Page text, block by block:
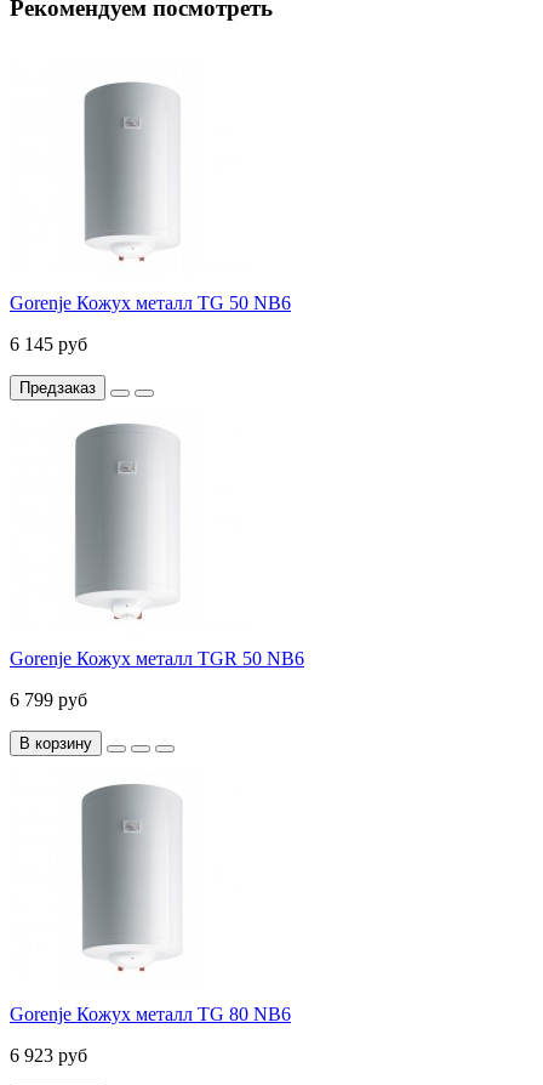
Рекомендуем посмотреть
Gorenje Кожух металл TG 50 NB6
6 145 руб
Предзаказ
Gorenje Кожух металл TGR 50 NB6
6 799 руб
В корзину
Gorenje Кожух металл TG 80 NB6
6 923 руб